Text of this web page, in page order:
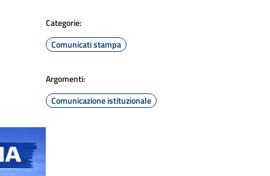
Categorie:
Comunicati stampa
Argomenti:
Comunicazione istituzionale